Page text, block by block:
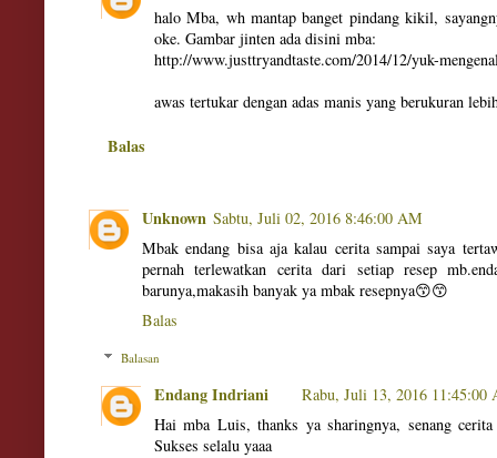
halo Mba, wh mantap banget pindang kikil,
oke. Gambar jinten ada disini mba:
http://www.justtryandtaste.com/2014/12/yuk-
awas tertukar dengan adas manis yang berukuran
Balas
Unknown Sabtu, Juli 02, 2016 8:46:00 AM
Mbak endang bisa aja kalau cerita sampai saya
pernah terlewatkan cerita dari setiap resep
barunya,makasih banyak ya mbak resepnya😙😙
Balas
Balasan
Endang Indriani
Rabu, Juli 13, 2016 11:45:00
Hai mba Luis, thanks ya sharingnya, senang
Sukses selalu yaaa